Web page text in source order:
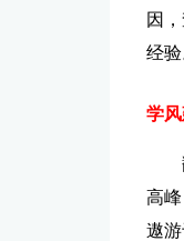
因
经验
学
高
遨